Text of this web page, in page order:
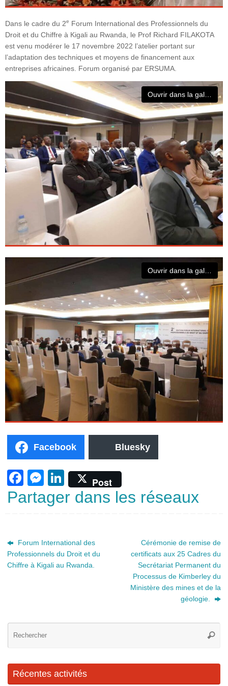
Dans le cadre du 2e Forum International des Professionnels du
Droit et du Chiffre à Kigali au Rwanda, le Prof Richard FILAKOTA
est venu modérer le 17 novembre 2022 l’atelier portant sur
l’adaptation des techniques et moyens de financement aux
entreprises africaines. Forum organisé par ERSUMA.
Facebook Bluesky
F
a
b
o
M
e
ss
n
g
Li
n
dI
n
Post
Partager dans les réseaux
Forum International des
Professionnels du Droit et du
Chiffre à Kigali au Rwanda.
Cérémonie de remise de
certificats aux 25 Cadres du
Secrétariat Permanent du
Processus de Kimberley du
Ministère des mines et de la
géologie.
Récentes activités